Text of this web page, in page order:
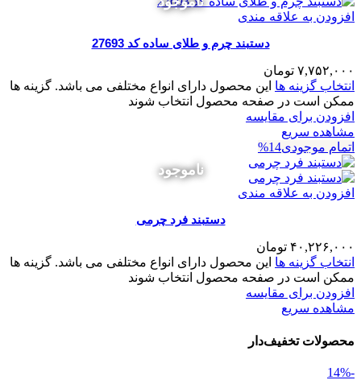
افزودن به علاقه مندی
دستبند چرم و طلای ساده کد 27693
۷,۷۵۲,۰۰۰ تومان
انتخاب گزینه ها این محصول دارای انواع مختلفی می باشد. گزینه ها
ممکن است در صفحه محصول انتخاب شوند
افزودن برای مقایسه
مشاهده سریع
اتمام موجودی14%
افزودن به علاقه مندی
ناموجود
دستبند فرد چرمی
۴۰,۲۲۶,۰۰۰ تومان
انتخاب گزینه ها این محصول دارای انواع مختلفی می باشد. گزینه ها
ممکن است در صفحه محصول انتخاب شوند
افزودن برای مقایسه
مشاهده سریع
محصولات تخفیف‌دار
-14%